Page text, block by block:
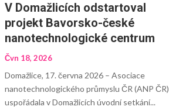
V Domažlicích odstartoval
projekt Bavorsko-české
nanotechnologické centrum
Čvn 18, 2026
Domažlice, 17. června 2026 – Asociace
nanotechnologického průmyslu ČR (ANP ČR)
uspořádala v Domažlicích úvodní setkání...